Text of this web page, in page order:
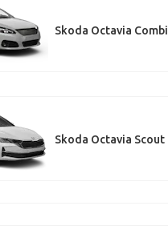
Skoda Octavia Combi
Skoda Octavia Scout